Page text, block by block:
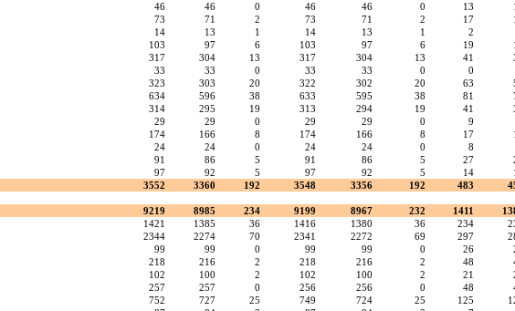
46 46 0 46 46 0 13
73 71 2 73 71 2 17
14 13 1 14 13 1 2
103 97 6 103 97 6 19
317 304 13 317 304 13 41
33 33 0 33 33 0 0
323 303 20 322 302 20 63
634 596 38 633 595 38 81
314 295 19 313 294 19 41
29 29 0 29 29 0 9
174 166 8 174 166 8 17
24 24 0 24 24 0 8
91 86 5 91 86 5 27
97 92 5 97 92 5 14
3552 3360 192 3548 3356 192 483
9219 8985 234 9199 8967 232 1411
1421 1385 36 1416 1380 36 234
2344 2274 70 2341 2272 69 297
99 99 0 99 99 0 26
218 216 2 218 216 2 48
102 100 2 102 100 2 21
257 257 0 256 256 0 48
752 727 25 749 724 25 125